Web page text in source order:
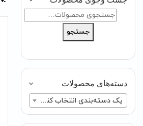
جستجو
جستجو
دسته‌های محصولات
یک دسته‌بندی انتخاب کنید